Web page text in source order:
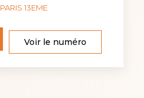
PARIS 13EME
Voir le numéro